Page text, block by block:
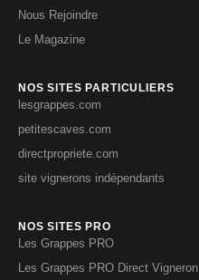
Nous Rejoindre
Le Magazine
NOS SITES PARTICULIERS
lesgrappes.com
petitescaves.com
directpropriete.com
site vignerons indépendants
NOS SITES PRO
Les Grappes PRO
Les Grappes PRO Direct Vigneron